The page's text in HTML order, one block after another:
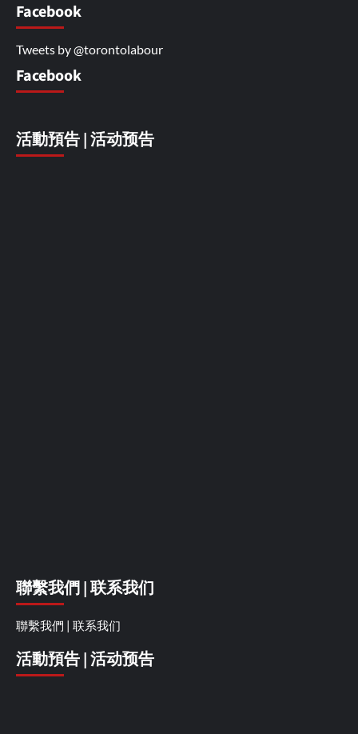
Facebook
Tweets by @torontolabour
Facebook
活動預告 | 活动预告
聯繫我們 | 联系我们
聯繫我們 | 联系我们
活動預告 | 活动预告